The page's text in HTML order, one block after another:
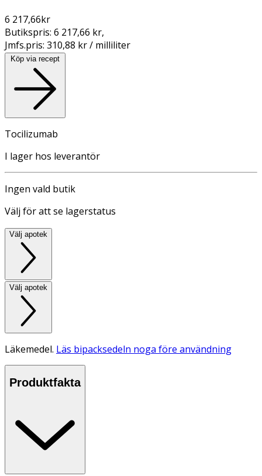
6 217,66kr
Butikspris: 6 217,66 kr,
Jmfs.pris: 310,88 kr / milliliter
Köp via recept
Tocilizumab
I lager hos leverantör
Ingen vald butik
Välj för att se lagerstatus
Välj apotek
Välj apotek
Läkemedel. Läs bipacksedeln noga före användning
Produktfakta